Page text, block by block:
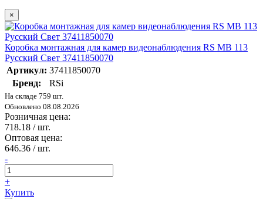
×
Коробка монтажная для камер видеонаблюдения RS MB 113
Русский Свет 37411850070
Артикул: 37411850070
Бренд:
RSi
На складе 759 шт.
Обновлено 08.08.2026
Розничная цена:
718.18 / шт.
Оптовая цена:
646.36 / шт.
-
+
Купить